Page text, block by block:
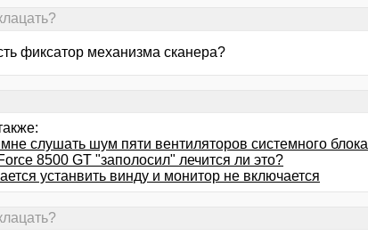
фиксатор механизма сканера?
слушать шум пяти вентиляторов системного блока
8500 GT "заполосил" лечится ли это?
устанвить винду и монитор не включается